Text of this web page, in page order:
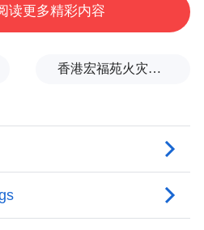
法和法律，热爱教育事
品德，可以在我省报
不得报名参加考试；受
意犯罪受到有期徒刑以
5年内不得报名参加考
试有作弊行为的，3年内
读更多精彩内容
香港宏福苑火灾跨部门调查最终报告：大火或由烟头引起